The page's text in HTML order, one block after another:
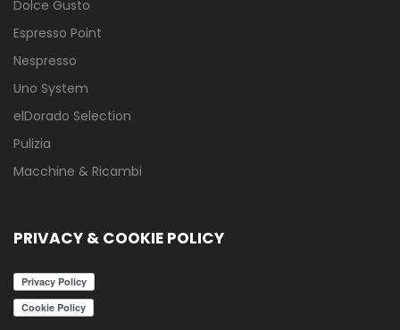
Dolce Gusto
Espresso Point
Nespresso
Uno System
elDorado Selection
Pulizia
Macchine & Ricambi
PRIVACY & COOKIE POLICY